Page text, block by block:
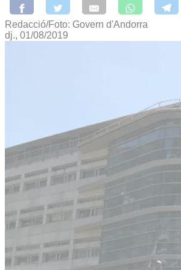
Redacció/Foto: Govern d'Andorra
dj., 01/08/2019